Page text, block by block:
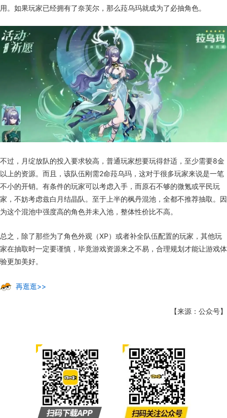
用。如果玩家已经拥有了奈芙尔，那么菈乌玛就成为了必抽角色。
不过，月绽放队的投入要求较高，普通玩家想要玩得舒适，至少需要8金
以上的资源。而且，该队伍刚需2命菈乌玛，这对于很多玩家来说是一笔
不小的开销。有条件的玩家可以考虑入手，而原石不够的微氪或平民玩
家，不妨考虑兹白月结晶队。至于上半的枫丹混池，全都不推荐抽取。因
为这个混池中强度高的角色并未入池，整体性价比不高。
总之，除了那些为了角色外观（XP）或者补全队伍配置的玩家，其他玩
家在抽取时一定要谨慎，毕竟游戏资源来之不易，合理规划才能让游戏体
验更加美好。
再逛逛>>
【来源：公众号】